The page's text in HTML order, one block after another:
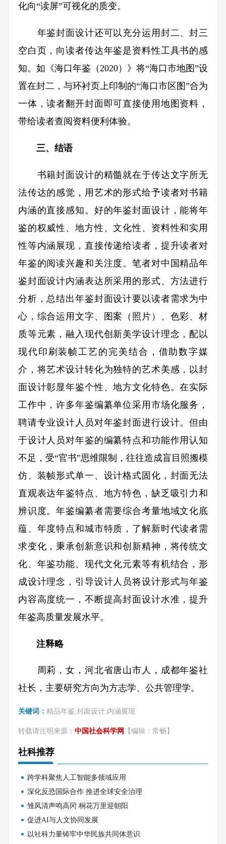
化向“读屏”可视化的质变。
年鉴封面设计还可以充分运用封二、封三
空白页，向读者传达年鉴是资料性工具书的感
知。如《海口年鉴（2020）》将“海口市地图”设
置在封二，与环衬页上印制的“海口市区图”合为
一体，读者翻开封面即可直接使用地图资料，
带给读者查阅资料便利体验。
三、结语
书籍封面设计的精髓就在于传达文字所无
法传达的感觉，用艺术的形式给予读者对书籍
内涵的直接感知。好的年鉴封面设计，能将年
鉴的权威性、地方性、文化性、资料性和实用
性等内涵展现，直接传递给读者，提升读者对
年鉴的阅读兴趣和关注度。笔者对中国精品年
鉴封面设计内涵表达所采用的形式、方法进行
分析，总结出年鉴封面设计要以读者需求为中
心，综合运用文字、图案（照片）、色彩、材
质等元素，融入现代创新美学设计理念，配以
现代印刷装帧工艺的完美结合，借助数字媒
介，将艺术设计转化为独特的艺术美感，以封
面设计彰显年鉴个性、地方文化特色。在实际
工作中，许多年鉴编纂单位采用市场化服务，
聘请专业设计人员对年鉴封面进行设计。但由
于设计人员对年鉴的编纂特点和功能作用认知
不足，受“官书”思维限制，往往造成盲目照搬模
仿、装帧形式单一、设计格式固化，封面无法
直观表达年鉴特点、地方特色，缺乏吸引力和
辨识度。年鉴编纂者需要综合考量地域文化底
蕴、年度特点和城市特质，了解新时代读者需
求变化，秉承创新意识和创新精神，将传统文
化、年鉴功能、现代文化元素等有机结合，形
成设计理念，引导设计人员将设计形式与年鉴
内容高度统一，不断提高封面设计水准，提升
年鉴高质量发展水平。
注释略
周莉，女，河北省唐山市人，成都年鉴社
社长，主要研究方向为方志学、公共管理学。
关键词： 精品年鉴;封面设计;内涵展现
转载请注明来源： 中国社会科学网 【编辑：常畅】
社科推荐
跨学科聚焦人工智能多领域应用
深化反恐国际合作 推进全球安全治理
雏凤清声鸣高冈 桐花万里迎朝阳
促进AI与人文协同发展
以社科力量铸牢中华民族共同体意识